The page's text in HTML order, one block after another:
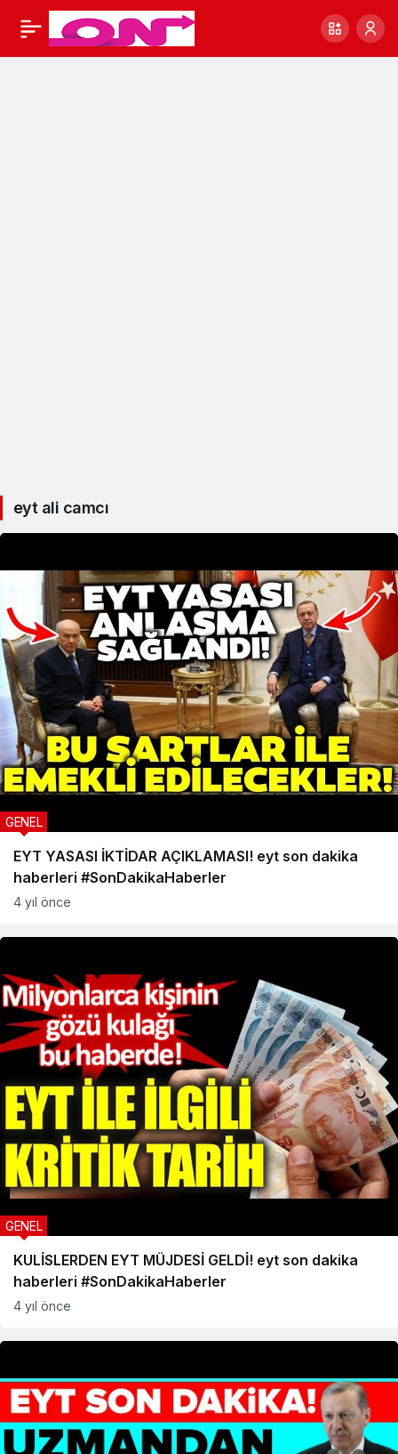
eyt ali camcı
EYT YASASI İKTİDAR AÇIKLAMASI! eyt son dakika
haberleri #SonDakikaHaberler
GENEL
4 yıl önce
KULİSLERDEN EYT MÜJDESİ GELDİ! eyt son dakika
haberleri #SonDakikaHaberler
GENEL
4 yıl önce